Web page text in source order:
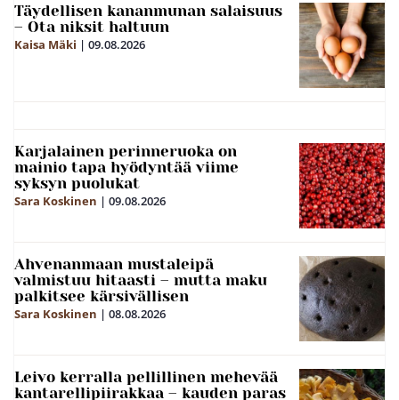
Täydellisen kananmunan salaisuus
– Ota niksit haltuun
Kaisa Mäki | 09.08.2026
Karjalainen perinneruoka on
mainio tapa hyödyntää viime
syksyn puolukat
Sara Koskinen | 09.08.2026
Ahvenanmaan mustaleipä
valmistuu hitaasti – mutta maku
palkitsee kärsivällisen
Sara Koskinen | 08.08.2026
Leivo kerralla pellillinen mehevää
kantarellipiirakkaa – kauden paras